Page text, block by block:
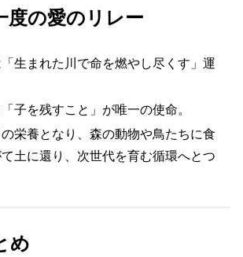
度の愛のリレー
生まれた川で命を燃やし尽くす」運
子を残すこと」が唯一の使命。
栄養となり、森の動物や鳥たちに食
土に還り、次世代を育む循環へとつ
め